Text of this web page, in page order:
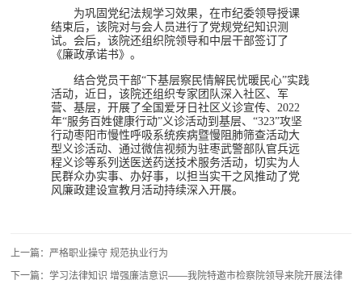
为巩固党纪法规学习效果，在市纪委领导授课
结束后，该院对与会人员进行了党规党纪知识测
试。会后，该院还组织院领导和中层干部签订了
《廉政承诺书》。
结合党员干部“下基层察民情解民忧暖民心”实践
活动，近日，该院还组织专家团队深入社区、军
营、基层，开展了全国爱牙日社区义诊宣传、 2022
年“服务百姓健康行动”义诊活动到基层、“323”攻坚
行动枣阳市慢性呼吸系统疾病暨慢阻肺筛查活动大
型义诊活动、通过微信视频为驻枣武警部队官兵远
程义诊等系列送医送药送技术服务活动，切实为人
民群众办实事、办好事，以担当实干之风推动了党
风廉政建设宣教月活动持续深入开展。
上一篇：严格职业操守 规范执业行为
下一篇：学习法律知识 增强廉洁意识——我院特邀市检察院领导来院开展法律